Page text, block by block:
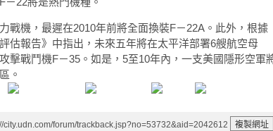
戰機，最遲在2010年前將全面換裝F－22A。此外，根據
估報告》中指出，未來五年將在太平洋部署6艘航空­母
擊戰鬥機F－35。如是，5至10年內，一支美國隱形空軍
。
city.udn.com/forum/trackback.jsp?no=53732&aid=2042612